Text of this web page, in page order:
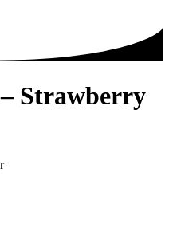
Strawberry